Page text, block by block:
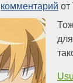
комментарий от